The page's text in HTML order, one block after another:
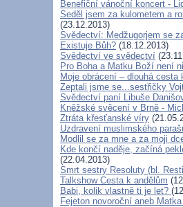
Benefiční vánoční koncert -
Seděl jsem za kulometem a
(23.12.2013)
Svědectví: Medžugorjem se
Existuje Bůh? (18.12.2013)
Svědectví ve svědectví
Pro Boha a Matku Boží není
Moje obrácení – dlouhá cesta
Zeptali jsme se...sestřičky
Svědectví paní Libuše
Kněžské svěcení v Brně -
Ztráta křesťanské víry
Uzdravení muslimského
Modlil se za mne a za moji
Kde končí naděje, začíná
(22.04.2013)
Smrt sestry Resoluty (bl.
Talkshow Cesta k andělům
Babi, kolik vlastně ti je let?
Fejeton novoroční aneb